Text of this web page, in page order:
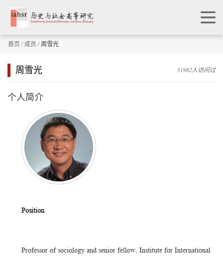
首页 / 成员 / 周雪光
周雪光 51982人访问过
个人简介
Position
Professor of sociology and senior fellow, Institute for International